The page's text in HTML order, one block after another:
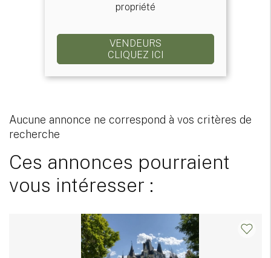
propriété
VENDEURS
CLIQUEZ ICI
Aucune annonce ne correspond à vos critères de
recherche
Ces annonces pourraient
vous intéresser :